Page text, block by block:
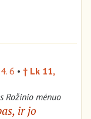
6 • † Lk 11,
Rožinio mėnuo
ir jo